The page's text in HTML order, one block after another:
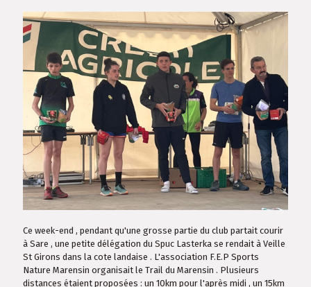
Ce week-end , pendant qu'une grosse partie du club partait courir
à Sare , une petite délégation du Spuc Lasterka se rendait à Veille
St Girons dans la cote landaise . L'association F.E.P Sports
Nature Marensin organisait le Trail du Marensin . Plusieurs
distances étaient proposées : un 10km pour l'après midi , un 15km